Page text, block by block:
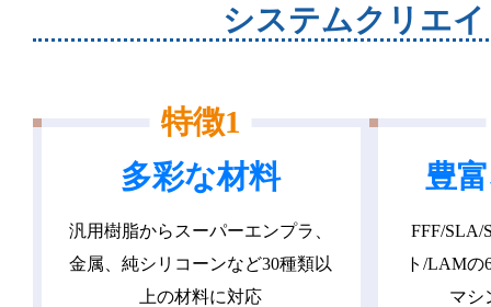
システムクリエ
特徴1
多彩な材料
汎用樹脂からスーパーエンプラ、
金属、純シリコーンなど30種類以
上の材料に対応
豊
FFF/SLA/
ト/LAMの
マシ